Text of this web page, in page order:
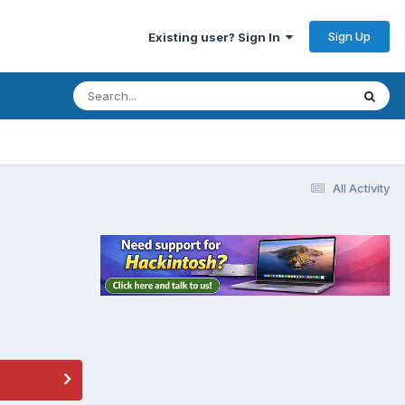
Existing user? Sign In Sign Up
All Activity